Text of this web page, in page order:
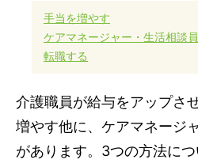
手当を増やす
ケアマネージャー・生活相談
転職する
介護職員が給与をアップさ
増やす他に、ケアマネージ
があります。3つの方法につ